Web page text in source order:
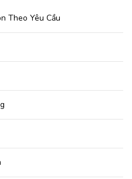
Theo Yêu Cầu